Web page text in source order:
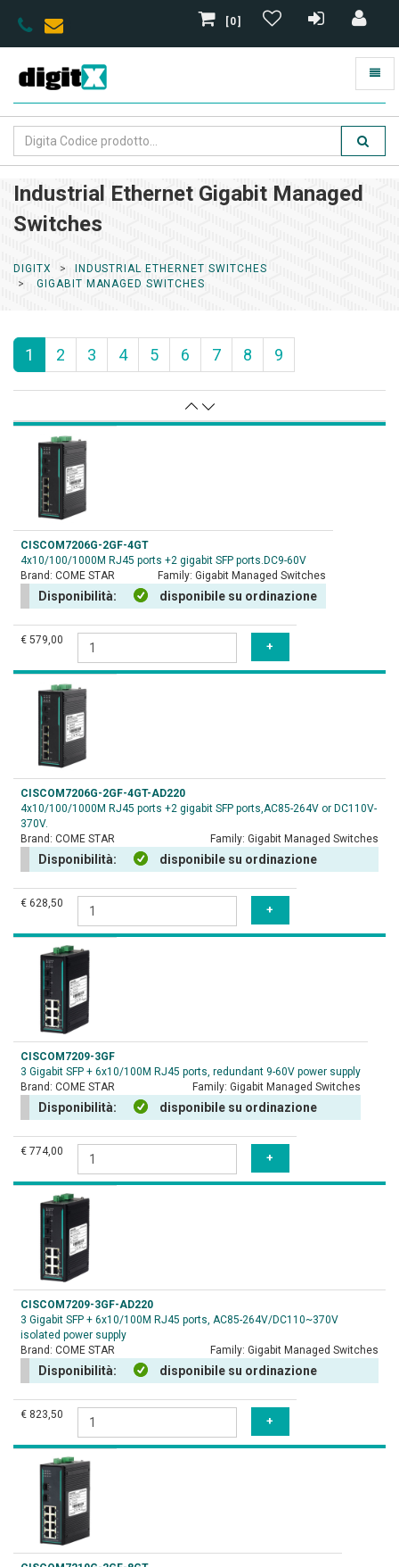
[0]
Industrial Ethernet Gigabit Managed
Switches
DIGITX
INDUSTRIAL ETHERNET SWITCHES
GIGABIT MANAGED SWITCHES
1 2 3 4 5 6 7 8 9
CISCOM7206G-2GF-4GT
4x10/100/1000M RJ45 ports +2 gigabit SFP ports.DC9-60V
Brand: COME STAR Family: Gigabit Managed Switches
Disponibilità: disponibile su ordinazione
€ 579,00
CISCOM7206G-2GF-4GT-AD220
4x10/100/1000M RJ45 ports +2 gigabit SFP ports,AC85-264V or DC110V-
370V.
Brand: COME STAR Family: Gigabit Managed Switches
Disponibilità: disponibile su ordinazione
€ 628,50
CISCOM7209-3GF
3 Gigabit SFP + 6x10/100M RJ45 ports, redundant 9-60V power supply
Brand: COME STAR Family: Gigabit Managed Switches
Disponibilità: disponibile su ordinazione
€ 774,00
CISCOM7209-3GF-AD220
3 Gigabit SFP + 6x10/100M RJ45 ports, AC85-264V/DC110~370V
isolated power supply
Brand: COME STAR Family: Gigabit Managed Switches
Disponibilità: disponibile su ordinazione
€ 823,50